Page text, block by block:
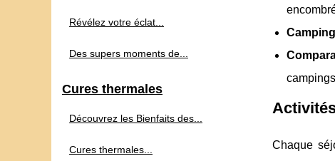
Chaque
Révélez votre éclat...
Des supers moments de...
Cures thermales
Découvrez les Bienfaits des...
Cures thermales...